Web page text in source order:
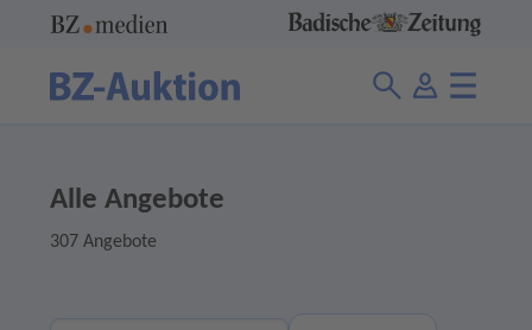
Alle Angebote
307 Angebote